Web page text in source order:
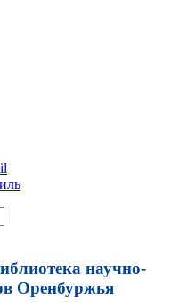
научно-
Оренбуржья